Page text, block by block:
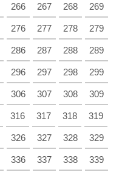
266 267 268 269
276 277 278 279
286 287 288 289
296 297 298 299
306 307 308 309
316 317 318 319
326 327 328 329
336 337 338 339